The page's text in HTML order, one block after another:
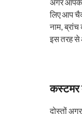
अगर आपके
लिए आप
नाम,
इस तरह
कस्टमर
दोस्तों